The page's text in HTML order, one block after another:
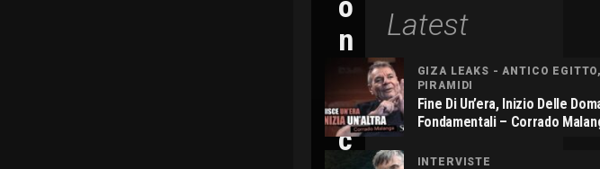
Latest
N
I
C
GIZA LEAKS - ANTICO
PIRAMIDI
Fine Di Un’era, Inizio Delle
Fondamentali – Corrado
INTERVISTE